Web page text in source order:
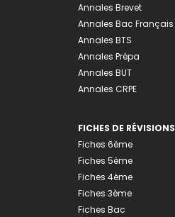
Annales Brevet
Annales Bac Français
Annales BTS
Annales Prépa
Annales BUT
Annales CRPE
FICHES DE RÉVISIONS
Fiches 6ème
Fiches 5ème
Fiches 4ème
Fiches 3ème
Fiches Bac